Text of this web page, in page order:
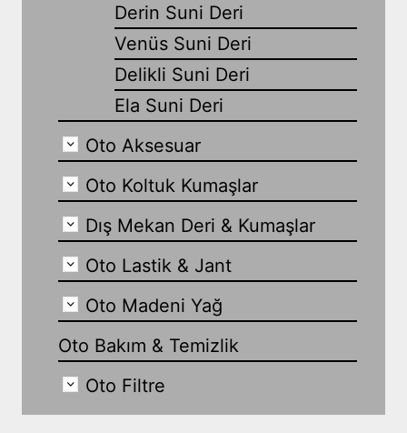
Derin Suni Deri
Venüs Suni Deri
Delikli Suni Deri
Ela Suni Deri
Oto Aksesuar
Oto Koltuk Kumaşlar
Dış Mekan Deri & Kumaşlar
Oto Lastik & Jant
Oto Madeni Yağ
Oto Bakım & Temizlik
Oto Filtre